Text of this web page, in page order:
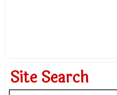
Site Search